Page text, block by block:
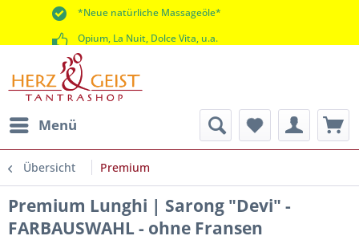
*Neue natürliche Massageöle*
Opium, La Nuit, Dolce Vita, u.a.
*60 Tage Rückgaberecht*
Menü
Übersicht Premium
Premium Lunghi | Sarong "Devi" -
FARBAUSWAHL - ohne Fransen